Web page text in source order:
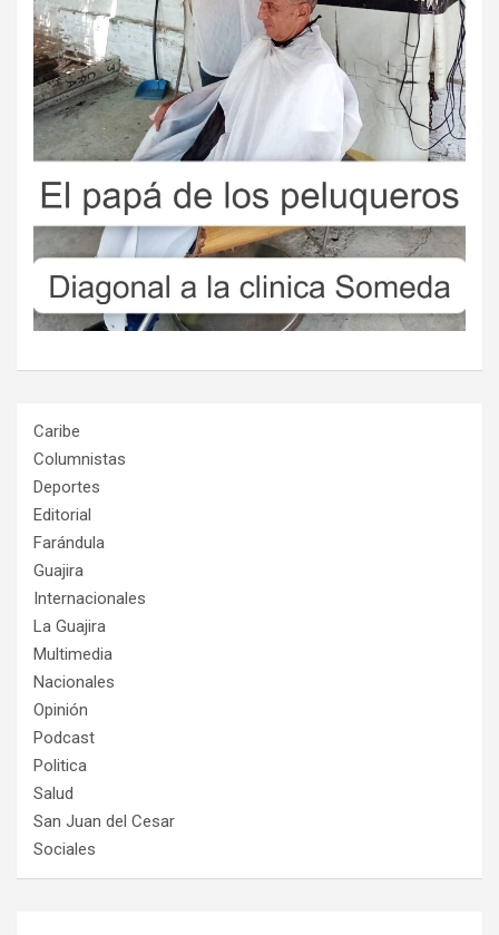
Caribe
Columnistas
Deportes
Editorial
Farándula
Guajira
Internacionales
La Guajira
Multimedia
Nacionales
Opinión
Podcast
Politica
Salud
San Juan del Cesar
Sociales